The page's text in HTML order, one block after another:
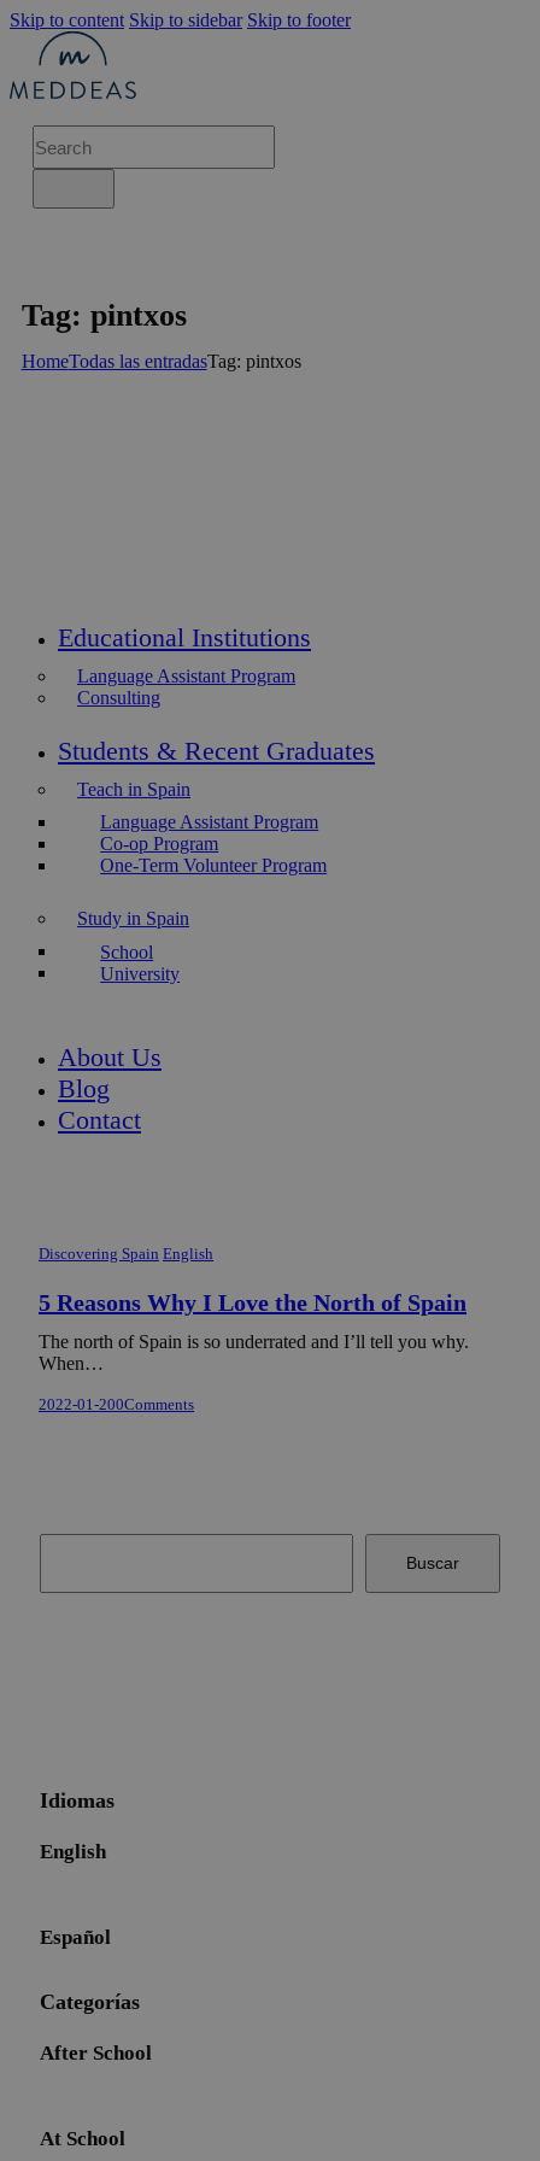
Skip to content Skip to sidebar Skip to footer
Tag: pintxos
HomeTodas las entradasTag: pintxos
Educational Institutions
Language Assistant Program
Consulting
Students & Recent Graduates
Teach in Spain
Language Assistant Program
Co-op Program
One-Term Volunteer Program
Study in Spain
School
University
About Us
Blog
Contact
Discovering Spain English
5 Reasons Why I Love the North of Spain
The north of Spain is so underrated and I’ll tell you why.
When…
2022-01-200Comments
Buscar
Idiomas
English
Español
Categorías
After School
At School